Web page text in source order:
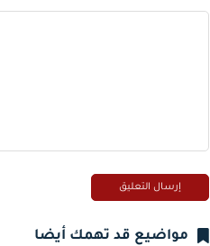
مواضيع قد تهمك أيضا